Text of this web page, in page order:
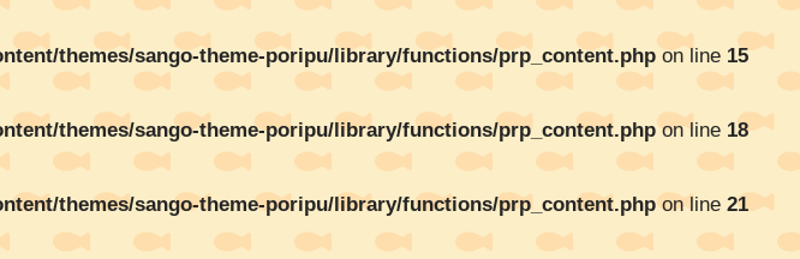
themes/sango-theme-poripu/library/functions/prp_content.php on line 15
themes/sango-theme-poripu/library/functions/prp_content.phpon line 18
themes/sango-theme-poripu/library/functions/prp_content.phpon line 21